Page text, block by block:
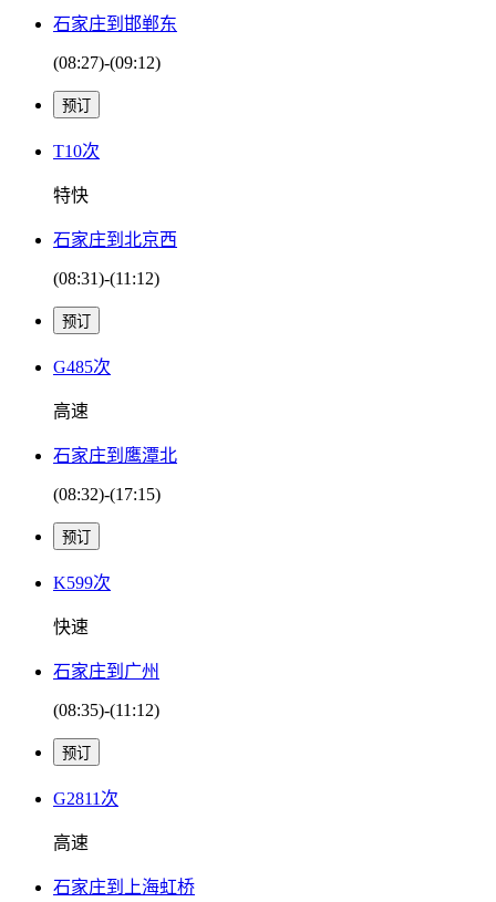
石家庄到邯郸东
(08:27)-(09:12)
T10次
特快
石家庄到北京西
(08:31)-(11:12)
G485次
高速
石家庄到鹰潭北
(08:32)-(17:15)
K599次
快速
石家庄到广州
(08:35)-(11:12)
G2811次
高速
石家庄到上海虹桥